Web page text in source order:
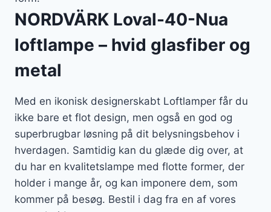
NORDVÄRK Loval-40-Nua
loftlampe – hvid glasfiber og
metal
Med en ikonisk designerskabt Loftlamper får du
ikke bare et flot design, men også en god og
superbrugbar løsning på dit belysningsbehov i
hverdagen. Samtidig kan du glæde dig over, at
du har en kvalitetslampe med flotte former, der
holder i mange år, og kan imponere dem, som
kommer på besøg. Bestil i dag fra en af vores